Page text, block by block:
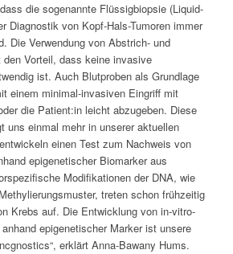
die sogenannte Flüssigbiopsie (Liquid-
Diagnostik von Kopf-Hals-Tumoren immer
Die Verwendung von Abstrich- und
Vorteil, dass keine invasive
ist. Auch Blutproben als Grundlage
einem minimal-invasiven Eingriff mit
die Patient:in leicht abzugeben. Diese
uns einmal mehr in unserer aktuellen
einen Test zum Nachweis von
epigenetischer Biomarker aus
Modifikationen der DNA, wie
treten schon frühzeitig
Krebs auf. Die Entwicklung von in-vitro-
epigenetischer Marker ist unsere
erklärt Anna-Bawany Hums.